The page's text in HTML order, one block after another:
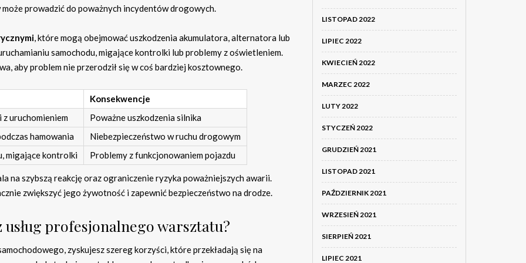
prowadzić do poważnych incydentów drogowych.
, które mogą obejmować uszkodzenia akumulatora, alternatora lub
samochodu, migające kontrolki lub problemy z oświetleniem.
aby problem nie przerodził się w coś bardziej kosztownego.
Konsekwencje
uruchomieniem
Poważne uszkodzenia silnika
hamowania
Niebezpieczeństwo w ruchu drogowym
migające kontrolki
Problemy z funkcjonowaniem pojazdu
na szybszą reakcję oraz ograniczenie ryzyka poważniejszych awarii.
zwiększyć jego żywotność i zapewnić bezpieczeństwo na drodze.
usług profesjonalnego warsztatu?
zyskujesz szereg korzyści, które przekładają się na
LISTOPAD 2022
LIPIEC 2022
KWIECIEŃ 2022
MARZEC 2022
LUTY 2022
STYCZEŃ 2022
GRUDZIEŃ 2021
LISTOPAD 2021
PAŹDZIERNIK 2021
WRZESIEŃ 2021
SIERPIEŃ 2021
LIPIEC 2021